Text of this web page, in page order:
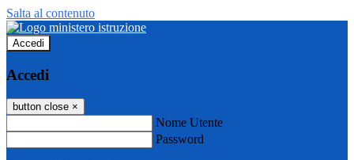
Salta al contenuto
Accedi
Accedi
button close ×
Nome Utente
Password